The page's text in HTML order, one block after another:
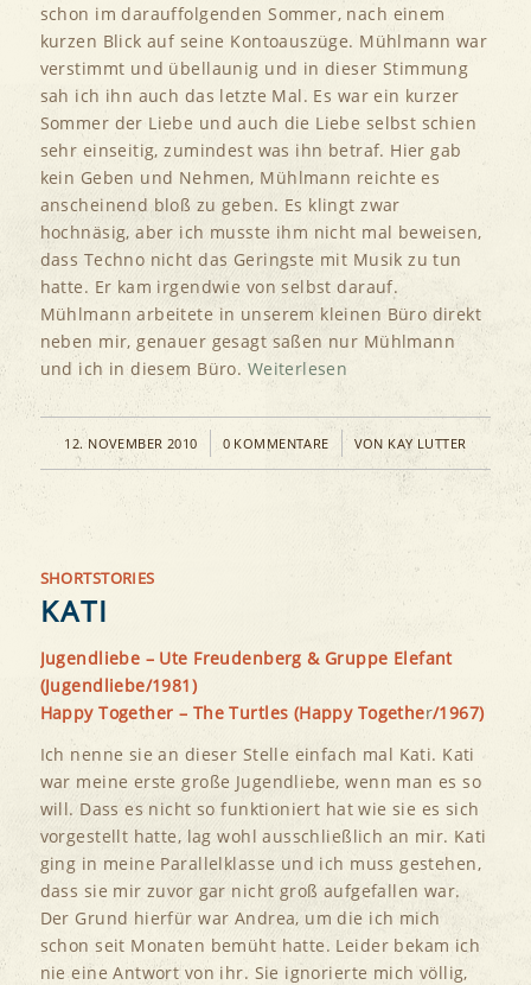
schon im darauffolgenden Sommer, nach einem
kurzen Blick auf seine Kontoauszüge. Mühlmann war
verstimmt und übellaunig und in dieser Stimmung
sah ich ihn auch das letzte Mal. Es war ein kurzer
Sommer der Liebe und auch die Liebe selbst schien
sehr einseitig, zumindest was ihn betraf. Hier gab
kein Geben und Nehmen, Mühlmann reichte es
anscheinend bloß zu geben. Es klingt zwar
hochnäsig, aber ich musste ihm nicht mal beweisen,
dass Techno nicht das Geringste mit Musik zu tun
hatte. Er kam irgendwie von selbst darauf.
Mühlmann arbeitete in unserem kleinen Büro direkt
neben mir, genauer gesagt saßen nur Mühlmann
und ich in diesem Büro. Weiterlesen
12. NOVEMBER 2010
/ 0 KOMMENTARE
/ VON KAY LUTTER
SHORTSTORIES
KATI
Jugendliebe – Ute Freudenberg & Gruppe Elefant
(Jugendliebe/1981)
Happy Together – The Turtles (Happy Together/1967)
Ich nenne sie an dieser Stelle einfach mal Kati. Kati
war meine erste große Jugendliebe, wenn man es so
will. Dass es nicht so funktioniert hat wie sie es sich
vorgestellt hatte, lag wohl ausschließlich an mir. Kati
ging in meine Parallelklasse und ich muss gestehen,
dass sie mir zuvor gar nicht groß aufgefallen war.
Der Grund hierfür war Andrea, um die ich mich
schon seit Monaten bemüht hatte. Leider bekam ich
nie eine Antwort von ihr. Sie ignorierte mich völlig,